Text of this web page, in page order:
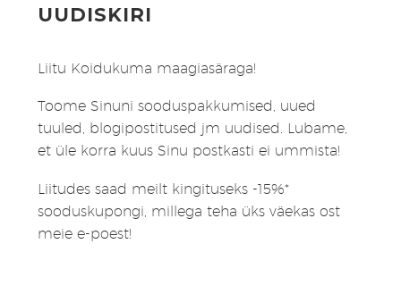
UUDISKIRI
Liitu Koidukuma maagiasäraga!
Toome Sinuni sooduspakkumised, uued
tuuled, blogipostitused jm uudised. Lubame,
et üle korra kuus Sinu postkasti ei ummista!
Liitudes saad meilt kingituseks -15%*
sooduskupongi, millega teha üks väekas ost
meie e-poest!